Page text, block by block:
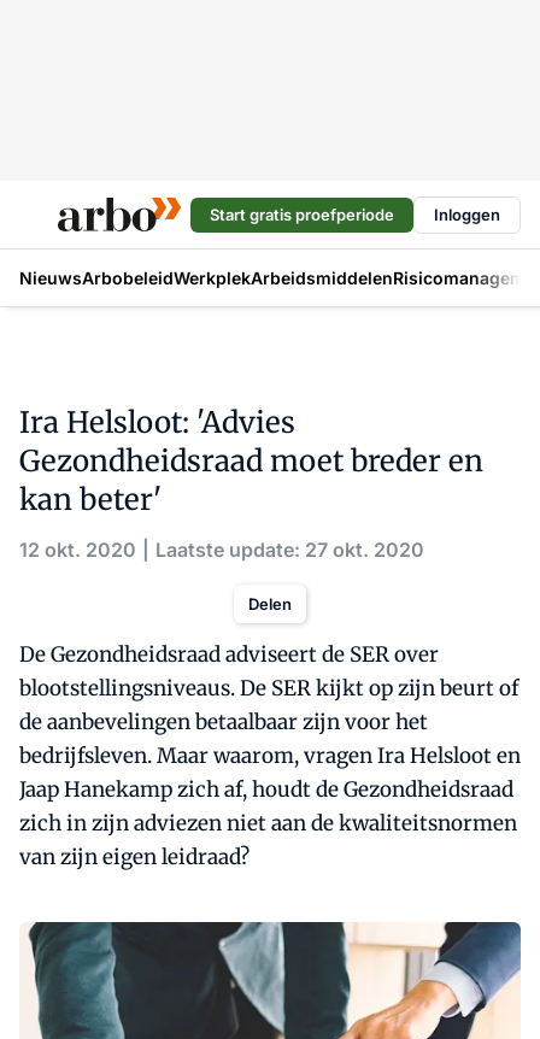
Start gratis proefperiode Inloggen
NieuwsArbobeleidWerkplekArbeidsmiddelen
Ira Helsloot: 'Advies
Gezondheidsraad moet breder en
kan beter'
12 okt. 2020 Laatste update: 27 okt. 2020
Delen
De Gezondheidsraad adviseert de SER over
blootstellingsniveaus. De SER kijkt op zijn beurt of
de aanbevelingen betaalbaar zijn voor het
bedrijfsleven. Maar waarom, vragen Ira Helsloot en
Jaap Hanekamp zich af, houdt de Gezondheidsraad
zich in zijn adviezen niet aan de kwaliteitsnormen
van zijn eigen leidraad?